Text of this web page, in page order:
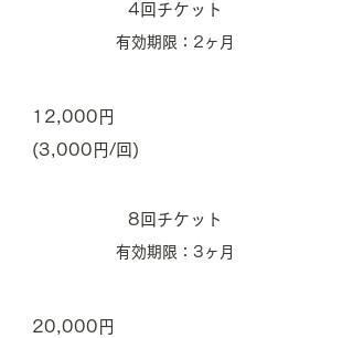
4回チケット
有効期限：2ヶ月
12,000円
(3,000円/回)
8回チケット
有効期限：3ヶ月
20,000円